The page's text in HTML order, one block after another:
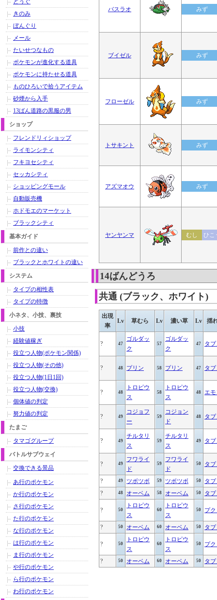
バスラオ みず
ブイゼル みず
フローゼル みず
トサキント みず
アズマオウ みず
ヤンヤンマ むし ひこ
14ばんどうろ
共通 (ブラック、ホワイト)
出現
率
Lv 草むら Lv 濃い草 Lv 揺
? 47
ゴルダッ
ク
57
ゴルダッ
ク
47 タ
? 48 プリン 58 プリン 47 タ
? 48
トロピウ
ス
58
トロピウ
ス
48 エ
? 49
コジョフ
ー
59
コジョン
ド
48 タ
? 49
チルタリ
ス
59
チルタリ
ス
49 タ
? 49
フワライ
ド
59
フワライ
ド
50 タ
? 49 ツボツボ 59 ツボツボ 50
タ
?
48 オーベム 58 オーベム 50 タ
? 50
トロピウ
ス
60
トロピウ
ス
50 プ
? 50 オーベム 60 オーベム 50 タ
? 50
トロピウ
ス
60
トロピウ
ス
50 プ
? 50 オーベム 60 オーベム 50 タ
どうぐ
きのみ
ぼんぐり
メール
たいせつなもの
ポケモンが進化する道具
ポケモンに持たせる道具
ものひろいで拾うアイテム
砂煙から入手
13ばん道路の黒服の男
ショップ
フレンドリィショップ
ライモンシティ
フキヨセシティ
セッカシティ
ショッピングモール
自動販売機
ホドモエのマーケット
ブラックシティ
基本ガイド
前作との違い
ブラックとホワイトの違い
システム
タイプの相性表
タイプの特徴
小ネタ、小技、裏技
小技
経験値稼ぎ
役立つ人物(ポケモン関係)
役立つ人物(その他)
役立つ人物(1日1回)
役立つ人物(交換)
個体値の判定
努力値の判定
たまご
タマゴグループ
バトルサブウェイ
交換できる景品
あ行のポケモン
か行のポケモン
さ行のポケモン
た行のポケモン
な行のポケモン
は行のポケモン
ま行のポケモン
や行のポケモン
ら行のポケモン
わ行のポケモン